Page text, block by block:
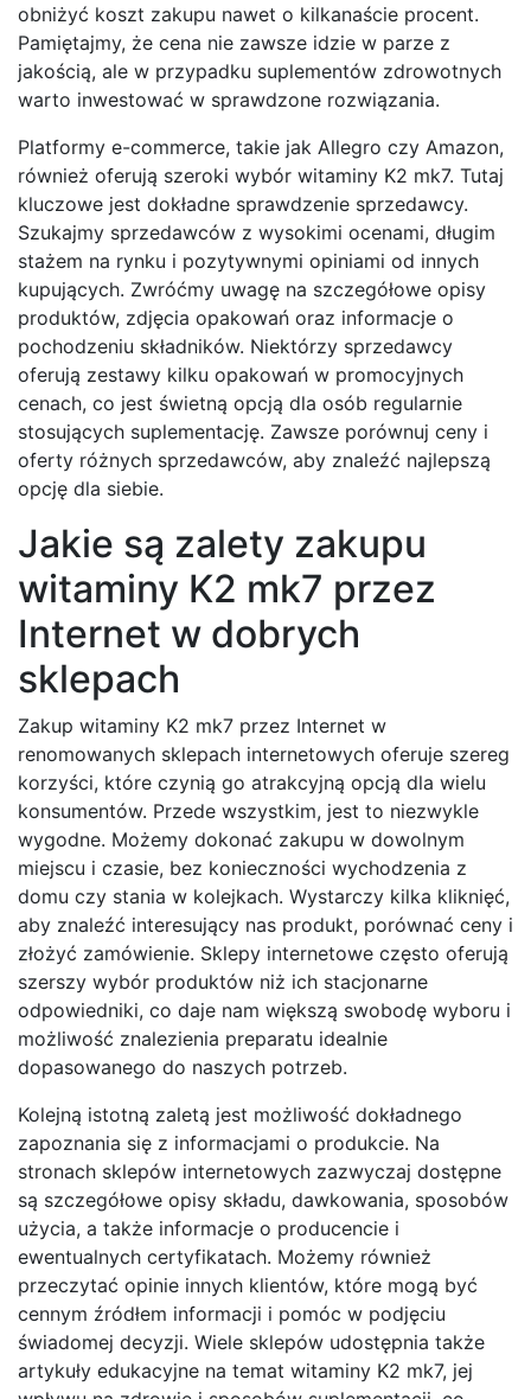
obniżyć koszt zakupu nawet o kilkanaście procent.
Pamiętajmy, że cena nie zawsze idzie w parze z
jakością, ale w przypadku suplementów zdrowotnych
warto inwestować w sprawdzone rozwiązania.
Platformy e-commerce, takie jak Allegro czy Amazon,
również oferują szeroki wybór witaminy K2 mk7. Tutaj
kluczowe jest dokładne sprawdzenie sprzedawcy.
Szukajmy sprzedawców z wysokimi ocenami, długim
stażem na rynku i pozytywnymi opiniami od innych
kupujących. Zwróćmy uwagę na szczegółowe opisy
produktów, zdjęcia opakowań oraz informacje o
pochodzeniu składników. Niektórzy sprzedawcy
oferują zestawy kilku opakowań w promocyjnych
cenach, co jest świetną opcją dla osób regularnie
stosujących suplementację. Zawsze porównuj ceny i
oferty różnych sprzedawców, aby znaleźć najlepszą
opcję dla siebie.
Jakie są zalety zakupu
witaminy K2 mk7 przez
Internet w dobrych
sklepach
Zakup witaminy K2 mk7 przez Internet w
renomowanych sklepach internetowych oferuje szereg
korzyści, które czynią go atrakcyjną opcją dla wielu
konsumentów. Przede wszystkim, jest to niezwykle
wygodne. Możemy dokonać zakupu w dowolnym
miejscu i czasie, bez konieczności wychodzenia z
domu czy stania w kolejkach. Wystarczy kilka kliknięć,
aby znaleźć interesujący nas produkt, porównać ceny i
złożyć zamówienie. Sklepy internetowe często oferują
szerszy wybór produktów niż ich stacjonarne
odpowiedniki, co daje nam większą swobodę wyboru i
możliwość znalezienia preparatu idealnie
dopasowanego do naszych potrzeb.
Kolejną istotną zaletą jest możliwość dokładnego
zapoznania się z informacjami o produkcie. Na
stronach sklepów internetowych zazwyczaj dostępne
są szczegółowe opisy składu, dawkowania, sposobów
użycia, a także informacje o producencie i
ewentualnych certyfikatach. Możemy również
przeczytać opinie innych klientów, które mogą być
cennym źródłem informacji i pomóc w podjęciu
świadomej decyzji. Wiele sklepów udostępnia także
artykuły edukacyjne na temat witaminy K2 mk7, jej